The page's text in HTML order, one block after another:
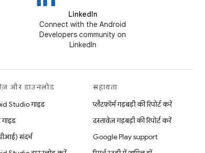
LinkedIn
Connect with the Android
Developers community on
LinkedIn
और डाउनलोड
Studio गाइड
संदर्भ
सहायता
प्लैटफ़ॉर्म गड़बड़ी की रिपोर्ट करें
दस्तावेज़ गड़बड़ी की रिपोर्ट करें
Google Play support